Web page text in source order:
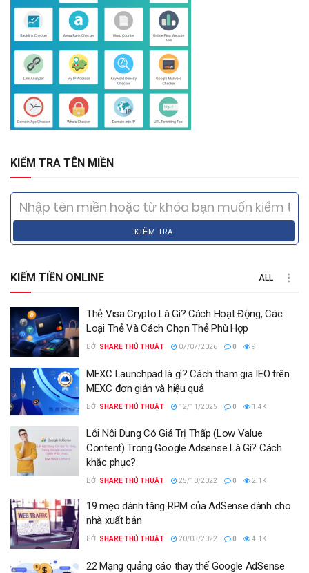
KIỂM TRA TÊN MIỀN
KIỂM TRA
KIẾM TIỀN ONLINE ALL
Thẻ Visa Crypto Là Gì? Cách Hoạt Động, Các
Loại Thẻ Và Cách Chọn Thẻ Phù Hợp
BỞI SHARE THỦ THUẬT 07/07/2026 0 9
MEXC Launchpad là gì? Cách tham gia IEO trên
MEXC đơn giản và hiệu quả
BỞI SHARE THỦ THUẬT 12/11/2025 0 1.4K
Lỗi Nội Dung Có Giá Trị Thấp (Low Value
Content) Trong Google Adsense Là Gì? Cách
khắc phục?
BỞI SHARE THỦ THUẬT 25/10/2022 0 2.1K
19 mẹo dành tăng RPM của AdSense dành cho
nhà xuất bản
BỞI SHARE THỦ THUẬT 20/03/2022 0 4.1K
22 Mạng quảng cáo thay thế Google AdSense